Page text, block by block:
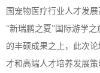
国宠物医疗行业人才发
“新瑞鹏之夏”国际游学
的丰硕成果之上，此次
才和高端人才培养发展